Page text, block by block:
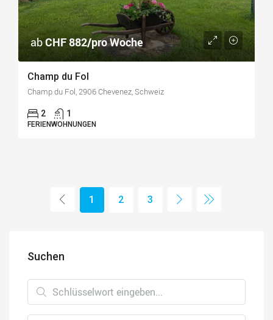
abCHF 882/pro Woche
Champ du Fol
Champ du Fol, 2906 Chevenez, Schweiz
2 1
FERIENWOHNUNGEN
1 2 3
Suchen